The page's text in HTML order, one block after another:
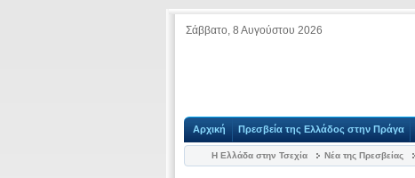
Σάββατο, 8 Αυγούστου 2026
Αρχική Πρεσβεία της Ελλάδος στην Πράγα
Η Ελλάδα στην Τσεχία Νέα της Πρεσβείας